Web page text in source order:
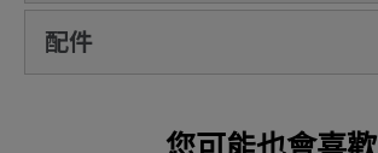
配件